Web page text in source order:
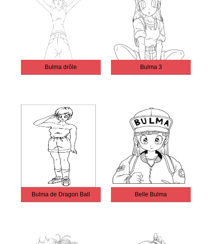
Bulma drôle Bulma 3
Bulma de Dragon Ball Belle Bulma